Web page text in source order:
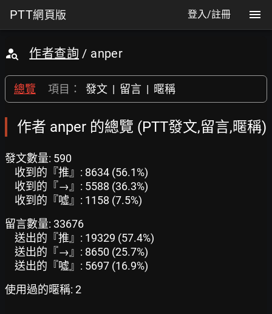
PTT網頁版 登入/註冊
作者查詢 / anper
總覽 項目： 發文 | 留言 | 暱稱
作者 anper 的總覽 (PTT發文,留言,暱稱)
發文數量: 590
收到的『推』: 8634 (56.1%)
收到的『→』: 5588 (36.3%)
收到的『噓』: 1158 (7.5%)
留言數量: 33676
送出的『推』: 19329 (57.4%)
送出的『→』: 8650 (25.7%)
送出的『噓』: 5697 (16.9%)
使用過的暱稱: 2